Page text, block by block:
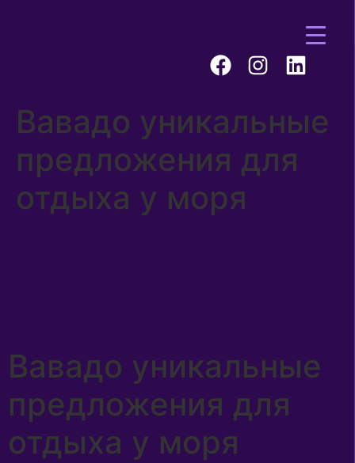
Вавадо уникальные
предложения для
отдыха у моря
Вавадо уникальные
предложения для
отдыха у моря